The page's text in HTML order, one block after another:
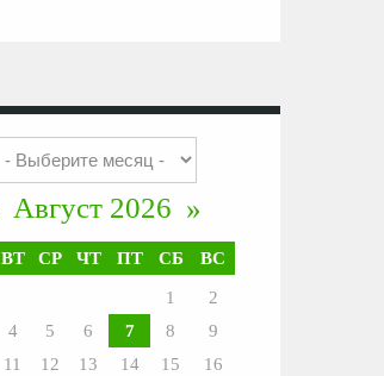
Август 2026 »
ВТ СР ЧТ ПТ СБ ВС
1
2
4 5 6 7 8
9
11 12 13 14 15
16